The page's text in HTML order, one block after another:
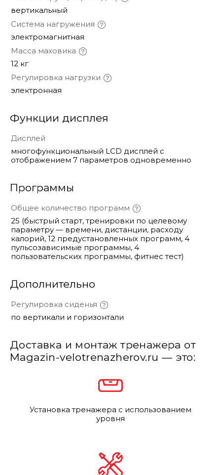
вертикальный
Система нагружения
электромагнитная
Масса маховика
12 кг
Регулировка нагрузки
электронная
Функции дисплея
Дисплей
многофункциональный LCD дисплей с
отображением 7 параметров одновременно
Программы
Общее количество программ
25 (быстрый старт, тренировки по целевому
параметру — времени, дистанции, расходу
калорий, 12 предустановленных программ, 4
пульсозависимые программы, 4
пользовательских программы, фитнес тест)
Дополнительно
Регулировка сиденья
по вертикали и горизонтали
Доставка и монтаж тренажера от
Magazin-velotrenazherov.ru — это:
Установка тренажера с использованием
уровня